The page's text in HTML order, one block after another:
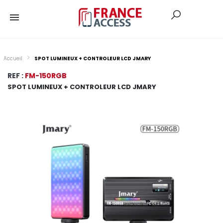
Accueil SPOT LUMINEUX + CONTROLEUR LCD JMARY
REF : FM-150RGB
SPOT LUMINEUX + CONTROLEUR LCD JMARY